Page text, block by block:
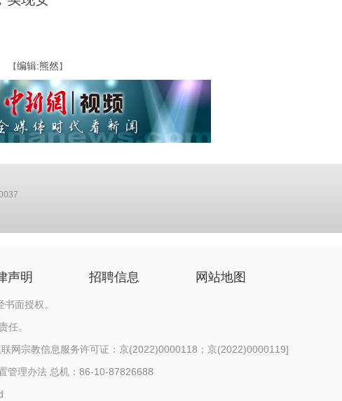
【编辑:熊然 】
声明 招聘信息 网站地图
面授权。
任。
网宗教信息服务许可证：京(2022)0000118；京(2022)0000119]
管理办法 总机：86-10-87826688